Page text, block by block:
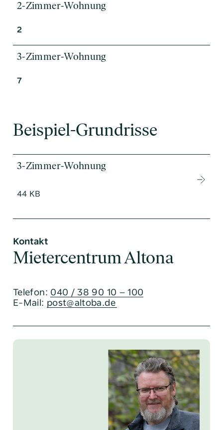
2-Zimmer-Wohnung
2
3-Zimmer-Wohnung
7
Beispiel-Grundrisse
3-Zimmer-Wohnung
44 KB
Kontakt
Mietercentrum Altona
Telefon: 040 / 38 90 10 – 100
E-Mail: post@altoba.de